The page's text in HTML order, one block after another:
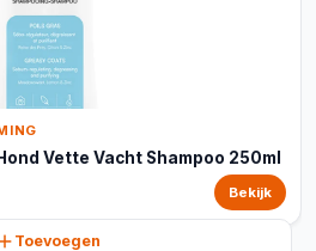
Vette Vacht Shampoo 250ml
Bekijk
Toevoegen